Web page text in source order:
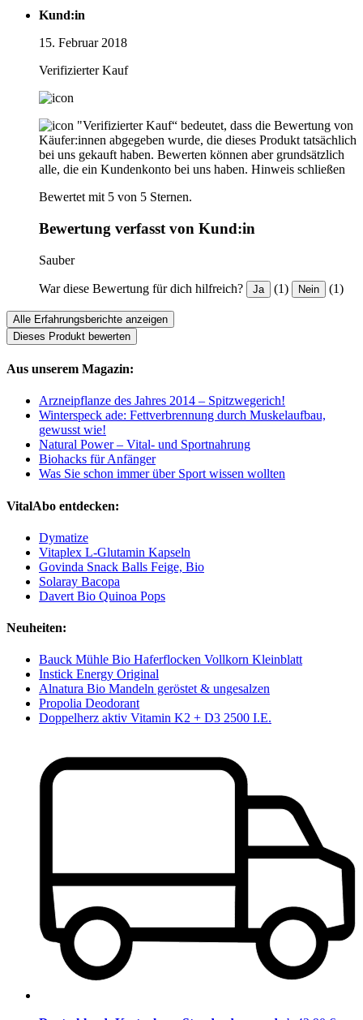
Kund:in
15. Februar 2018
Verifizierter Kauf
"Verifizierter Kauf“ bedeutet, dass die Bewertung von
Käufer:innen abgegeben wurde, die dieses Produkt tatsächlich
bei uns gekauft haben. Bewerten können aber grundsätzlich
alle, die ein Kundenkonto bei uns haben. Hinweis schließen
Bewertet mit 5 von 5 Sternen.
Bewertung verfasst von Kund:in
Sauber
War diese Bewertung für dich hilfreich? Ja (1) Nein (1)
Alle Erfahrungsberichte anzeigen
Dieses Produkt bewerten
Aus unserem Magazin:
Arzneipflanze des Jahres 2014 – Spitzwegerich!
Winterspeck ade: Fettverbrennung durch Muskelaufbau,
gewusst wie!
Natural Power – Vital- und Sportnahrung
Biohacks für Anfänger
Was Sie schon immer über Sport wissen wollten
VitalAbo entdecken:
Dymatize
Vitaplex L-Glutamin Kapseln
Govinda Snack Balls Feige, Bio
Solaray Bacopa
Davert Bio Quinoa Pops
Neuheiten:
Bauck Mühle Bio Haferflocken Vollkorn Kleinblatt
Instick Energy Original
Alnatura Bio Mandeln geröstet & ungesalzen
Propolia Deodorant
Doppelherz aktiv Vitamin K2 + D3 2500 I.E.